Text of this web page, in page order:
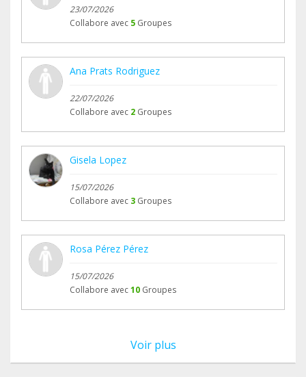
23/07/2026
Collabore avec 5 Groupes
Ana Prats Rodriguez
22/07/2026
Collabore avec 2 Groupes
Gisela Lopez
15/07/2026
Collabore avec 3 Groupes
Rosa Pérez Pérez
15/07/2026
Collabore avec10 Groupes
Voir plus